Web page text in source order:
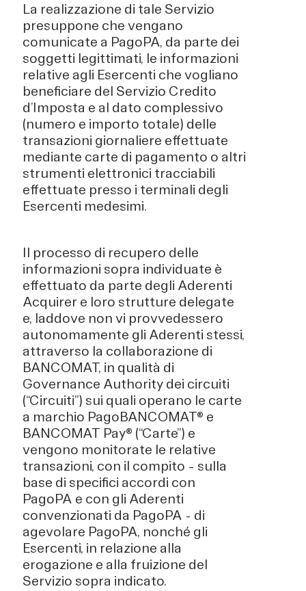
La realizzazione di tale Servizio
presuppone che vengano
comunicate a PagoPA, da parte dei
soggetti legittimati, le informazioni
relative agli Esercenti che vogliano
beneficiare del Servizio Credito
d’Imposta e al dato complessivo
(numero e importo totale) delle
transazioni giornaliere effettuate
mediante carte di pagamento o altri
strumenti elettronici tracciabili
effettuate presso i terminali degli
Esercenti medesimi.
Il processo di recupero delle
informazioni sopra individuate è
effettuato da parte degli Aderenti
Acquirer e loro strutture delegate
e, laddove non vi provvedessero
autonomamente gli Aderenti stessi,
attraverso la collaborazione di
BANCOMAT, in qualità di
Governance Authority dei circuiti
(“Circuiti”) sui quali operano le carte
a marchio PagoBANCOMAT® e
BANCOMAT Pay® (“Carte”) e
vengono monitorate le relative
transazioni, con il compito – sulla
base di specifici accordi con
PagoPA e con gli Aderenti
convenzionati da PagoPA - di
agevolare PagoPA, nonché gli
Esercenti, in relazione alla
erogazione e alla fruizione del
Servizio sopra indicato.